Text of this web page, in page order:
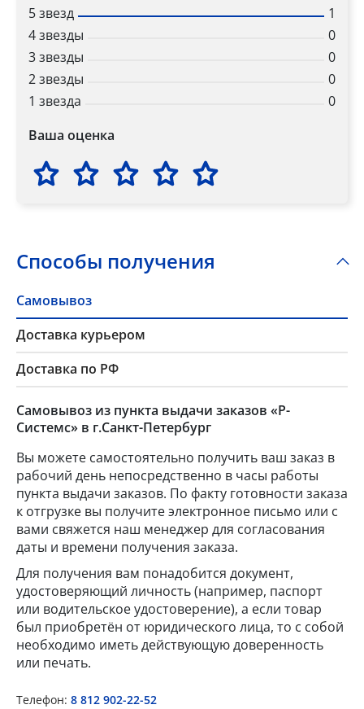
5 звезд
1
4 звезды
0
3 звезды
0
2 звезды
0
1 звезда
0
Ваша оценка
Способы получения
Самовывоз
Доставка курьером
Доставка по РФ
Самовывоз из пункта выдачи заказов «Р-
Системс» в г.Санкт-Петербург
Вы можете самостоятельно получить ваш заказ в
рабочий день непосредственно в часы работы
пункта выдачи заказов. По факту готовности заказа
к отгрузке вы получите электронное письмо или с
вами свяжется наш менеджер для согласования
даты и времени получения заказа.
Для получения вам понадобится документ,
удостоверяющий личность (например, паспорт
или водительское удостоверение), а если товар
был приобретён от юридического лица, то с собой
необходимо иметь действующую доверенность
или печать.
Телефон: 8 812 902-22-52
Popup Title
×